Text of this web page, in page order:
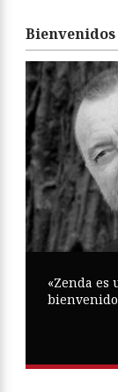
Bienvenidos
«Zenda es